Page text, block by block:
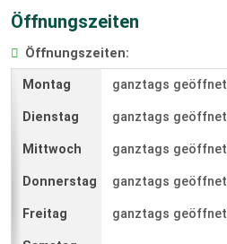
Öffnungszeiten
Öffnungszeiten:
ganztags geöffnet
ganztags geöffnet
ganztags geöffnet
ganztags geöffnet
ganztags geöffnet